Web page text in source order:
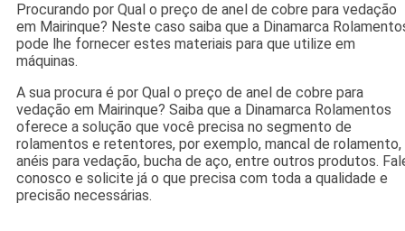
Procurando por Qual o preço de anel de cobre para vedação
em Mairinque? Neste caso saiba que a Dinamarca
pode lhe fornecer estes materiais para que utilize em
máquinas.
A sua procura é por Qual o preço de anel de cobre para
vedação em Mairinque? Saiba que a Dinamarca Rolamentos
oferece a solução que você precisa no segmento de
rolamentos e retentores, por exemplo, mancal de rolamento,
anéis para vedação, bucha de aço, entre outros produtos.
conosco e solicite já o que precisa com toda a qualidade e
precisão necessárias.